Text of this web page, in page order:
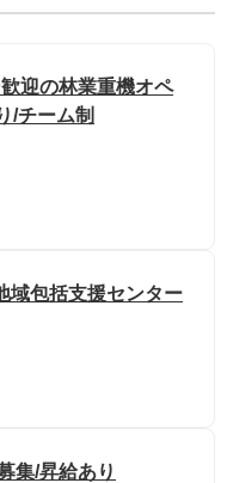
迎の林業重機オペ
/チーム制
域包括支援センター
集/昇給あり